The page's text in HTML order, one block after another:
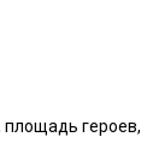
площадь героев,